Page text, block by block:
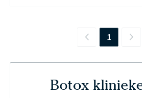
Previous
1
Botox